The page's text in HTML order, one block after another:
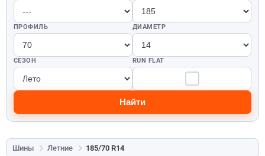
ПРОФИЛЬ ДИАМЕТР
СЕЗОН RUN FLAT
Найти
Шины Летние 185/70 R14